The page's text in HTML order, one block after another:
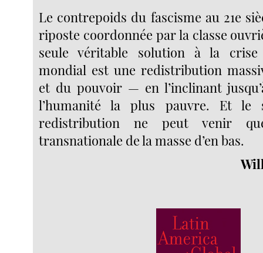
Le contrepoids du fascisme au 21e
riposte coordonnée par la classe
seule véritable solution à la crise
mondial est une redistribution
et du pouvoir — en l’inclinant
l’humanité la plus pauvre. Et le
redistribution ne peut venir
transnationale de la masse d’en bas.